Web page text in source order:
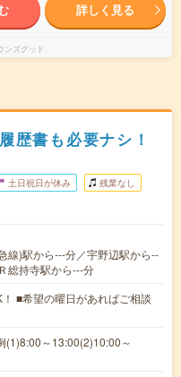
詳しく見る
ンズグッド
書も必要ナシ！
土日祝日が休み 残業なし
線)駅から---分／宇野辺駅から--
総持寺駅から---分
■希望の曜日があればご相談
(1)8:00～13:00(2)10:00～